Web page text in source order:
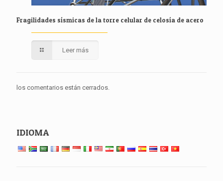
Fragilidades sísmicas de la torre celular de celosía de acero
Leer más
los comentarios están cerrados.
IDIOMA